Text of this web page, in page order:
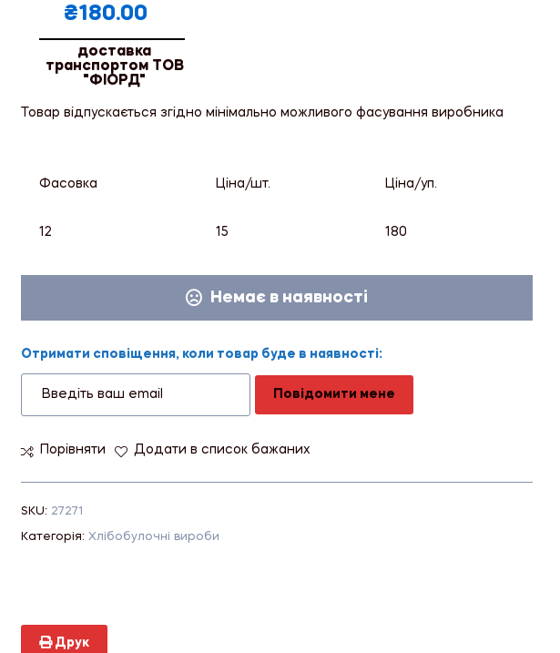
₴180.00
доставка
транспортом ТОВ
"ФІОРД"
Товар відпускається згідно мінімально можливого фасування виробника
Фасовка Ціна/шт. Ціна/уп.
12 15 180
Немає в наявності
Отримати сповіщення, коли товар буде в наявності:
Повідомити мене
Порівняти Додати в список бажаних
SKU: 27271
Категорія: Хлібобулочні вироби
Друк